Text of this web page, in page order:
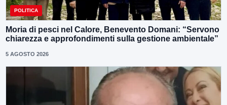
POLITICA
Moria di pesci nel Calore, Benevento Domani: “Servono
chiarezza e approfondimenti sulla gestione ambientale”
5 AGOSTO 2026